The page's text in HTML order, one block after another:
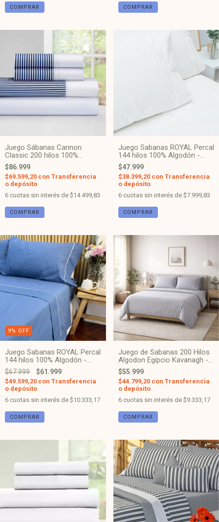
COMPRAR COMPRAR
Juego Sábanas Cannon
Classic 200 hilos 100%
Algodón - Azul 9213
$86.999
$69.599,20 con Transferencia
o depósito
6 cuotas sin interés de $14.499,83
COMPRAR
Juego Sabanas ROYAL Percal
144 hilos 100% Algodón -
Blanco
$47.999
$38.399,20 con Transferencia
o depósito
6 cuotas sin interés de $7.999,83
COMPRAR
9% OFF
Juego Sabanas ROYAL Percal
144 hilos 100% Algodón -
Azul
$67.999 $61.999
$49.599,20 con Transferencia
o depósito
6 cuotas sin interés de $10.333,17
COMPRAR
Juego de Sabanas 200 Hilos
Algodon Egipcio Kavanagh -
Gris Claro
$55.999
$44.799,20 con Transferencia
o depósito
6 cuotas sin interés de $9.333,17
COMPRAR